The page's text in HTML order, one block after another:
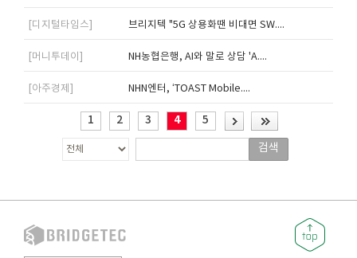
[디지털타임스] 브리지텍 "5G 상용화땐 비대면 SW....
[머니투데이] NH농협은행, AI와 말로 상담 'A....
[아주경제] NHN엔터, ‘TOAST Mobile....
1 2 3 4 5
검색